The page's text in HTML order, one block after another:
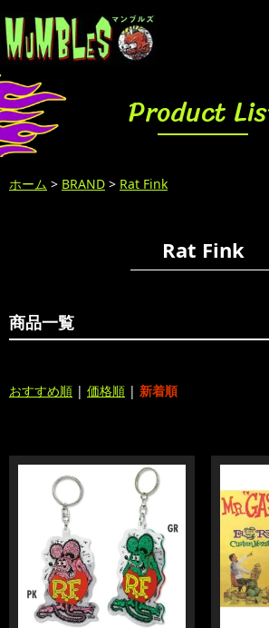
Product
ホーム > BRAND > Rat Fink
Rat Fink
商品一覧
おすすめ順 | 価格順 | 新着順